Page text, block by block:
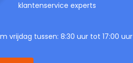
klantenservice experts
vrijdag tussen: 8:30 uur tot 17:00 uur